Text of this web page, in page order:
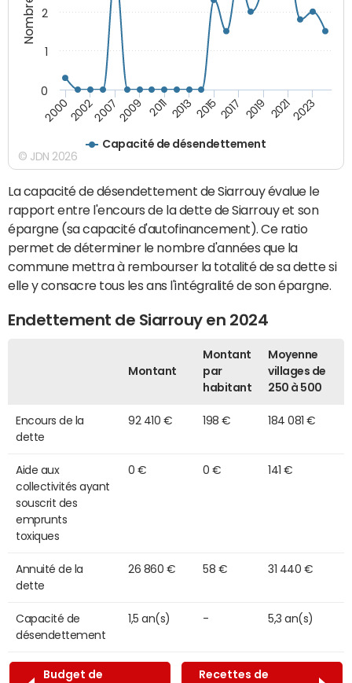
Capacité de désendettement
2000200220072009 2011 2013 2015 2017 2019 20212023
0
1
2
© JDN 2026
La capacité de désendettement de Siarrouy évalue le
rapport entre l'encours de la dette de Siarrouy et son
épargne (sa capacité d'autofinancement). Ce ratio
permet de déterminer le nombre d'années que la
commune mettra à rembourser la totalité de sa dette si
elle y consacre tous les ans l'intégralité de son épargne.
Endettement de Siarrouy en 2024
Montant
Montant
par
habitant
Moyenne
villages de
250 à 500
Encours de la
dette
92 410 € 198 € 184 081 €
Aide aux
collectivités ayant
souscrit des
emprunts
toxiques
0 € 0 € 141 €
Annuité de la
dette
26 860 € 58 € 31 440 €
Capacité de
désendettement
1,5 an(s) - 5,3 an(s)
Budget de
Recettes de